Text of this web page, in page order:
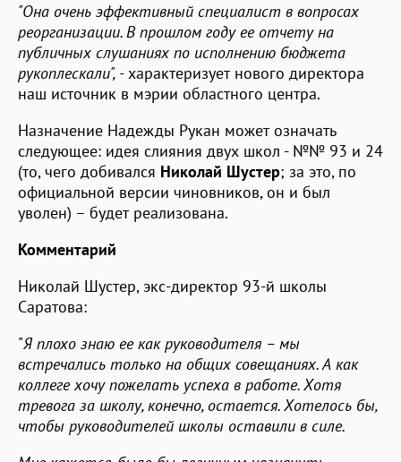
"Она очень эффективный специалист в вопросах
реорганизации. В прошлом году ее отчету на
публичных слушаниях по исполнению бюджета
рукоплескали", -характеризует нового директора
наш источник в мэрии областного центра.
Назначение Надежды Рукан может означать
следующее: идея слияния двух школ - №№ 93 и 24
(то, чего добивался Николай Шустер; за это, по
официальной версии чиновников, он и был
уволен) – будет реализована.
Комментарий
Николай Шустер, экс-директор 93-й школы
Саратова:
"Я плохо знаю ее как руководителя – мы
встречались только на общих совещаниях. А как
коллеге хочу пожелать успеха в работе. Хотя
тревога за школу, конечно, остается. Хотелось бы,
чтобы руководителей школы оставили в силе.